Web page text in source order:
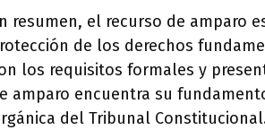
resumen, el recurso de amparo
de los derechos
los requisitos formales y
amparo encuentra su
del Tribunal